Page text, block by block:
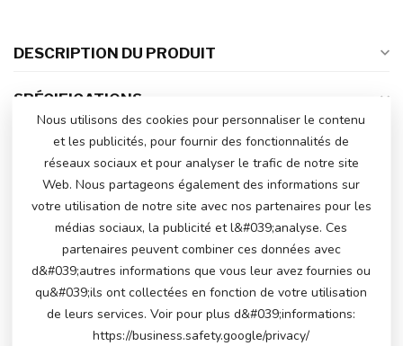
DESCRIPTION DU PRODUIT
SPÉCIFICATIONS
AVEZ-VOUS DES QUESTIONS SUR CE
PRODUIT?
N'hésitez pas à contacter notre service client
viainfo@atoys.nlou au+31 40 282 7447. Nous
serons heureux de vous aider !
VU(S) RÉCEMMENT
Nous utilisons des cookies pour personnaliser le contenu
et les publicités, pour fournir des fonctionnalités de
réseaux sociaux et pour analyser le trafic de notre site
Web. Nous partageons également des informations sur
votre utilisation de notre site avec nos partenaires pour les
médias sociaux, la publicité et l&#039;analyse. Ces
partenaires peuvent combiner ces données avec
d&#039;autres informations que vous leur avez fournies ou
qu&#039;ils ont collectées en fonction de votre utilisation
de leurs services. Voir pour plus d&#039;informations:
https://business.safety.google/privacy/